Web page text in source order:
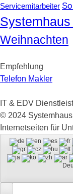
Servicemitarbeiter
Systemhaus
Weihnachten
Empfehlung
Telefon Makler
IT & EDV
© 2024
Internetseiten für